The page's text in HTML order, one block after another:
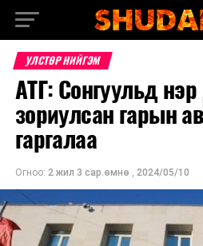
УЛСТӨР НИЙГЭМ
АТГ: Сонгуульд
зориулсан гарын
гаргалаа
Огноо: 2 жил 3 сар.өмнө , 2024/05/10